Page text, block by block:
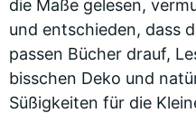
die Maße gelesen,
und entschieden, dass
passen Bücher drauf,
bisschen Deko und
Süßigkeiten für die